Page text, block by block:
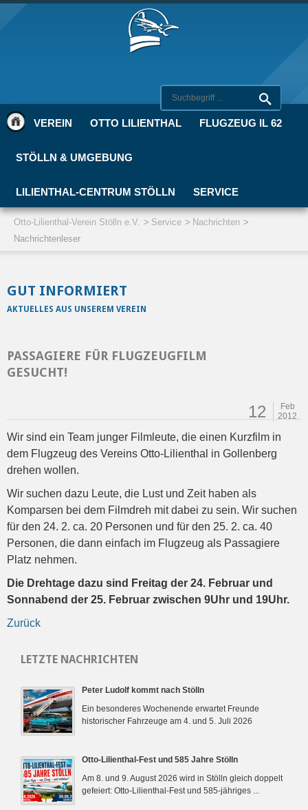
VEREIN OTTO LILIENTHAL FLUGZEUG IL 62
STÖLLN & UMGEBUNG
LILIENTHAL-CENTRUM STÖLLN SERVICE
Otto-Lilienthal-Verein Stölln e.V. Service
Nachrichten
Nachrichtenleser
GUT INFORMIERT
AKTUELLES AUS UNSEREM VEREIN
PASSAGIERE FÜR FLUGZEUGFILM
GESUCHT!
12
Feb
2012
Wir sind ein Team junger Filmleute, die einen Kurzfilm in
dem Flugzeug des Vereins Otto-Lilienthal in Gollenberg
drehen wollen.
Wir suchen dazu Leute, die Lust und Zeit haben als
Komparsen bei dem Filmdreh mit dabei zu sein. Wir suchen
für den 24. 2. ca. 20 Personen und für den 25. 2. ca. 40
Personen, die dann einfach im Flugzeug als Passagiere
Platz nehmen.
Die Drehtage dazu sind Freitag der 24. Februar und
Sonnabend der 25. Februar zwischen 9Uhr und 19Uhr.
Zurück
LETZTE NACHRICHTEN
Peter Ludolf kommt nach Stölln
Ein besonderes Wochenende erwartet Freunde
historischer Fahrzeuge am 4. und 5. Juli 2026
Otto-Lilienthal-Fest und 585 Jahre Stölln
Am 8. und 9. August 2026 wird in Stölln gleich doppelt
gefeiert: Otto-Lilienthal-Fest und 585-jähriges ...